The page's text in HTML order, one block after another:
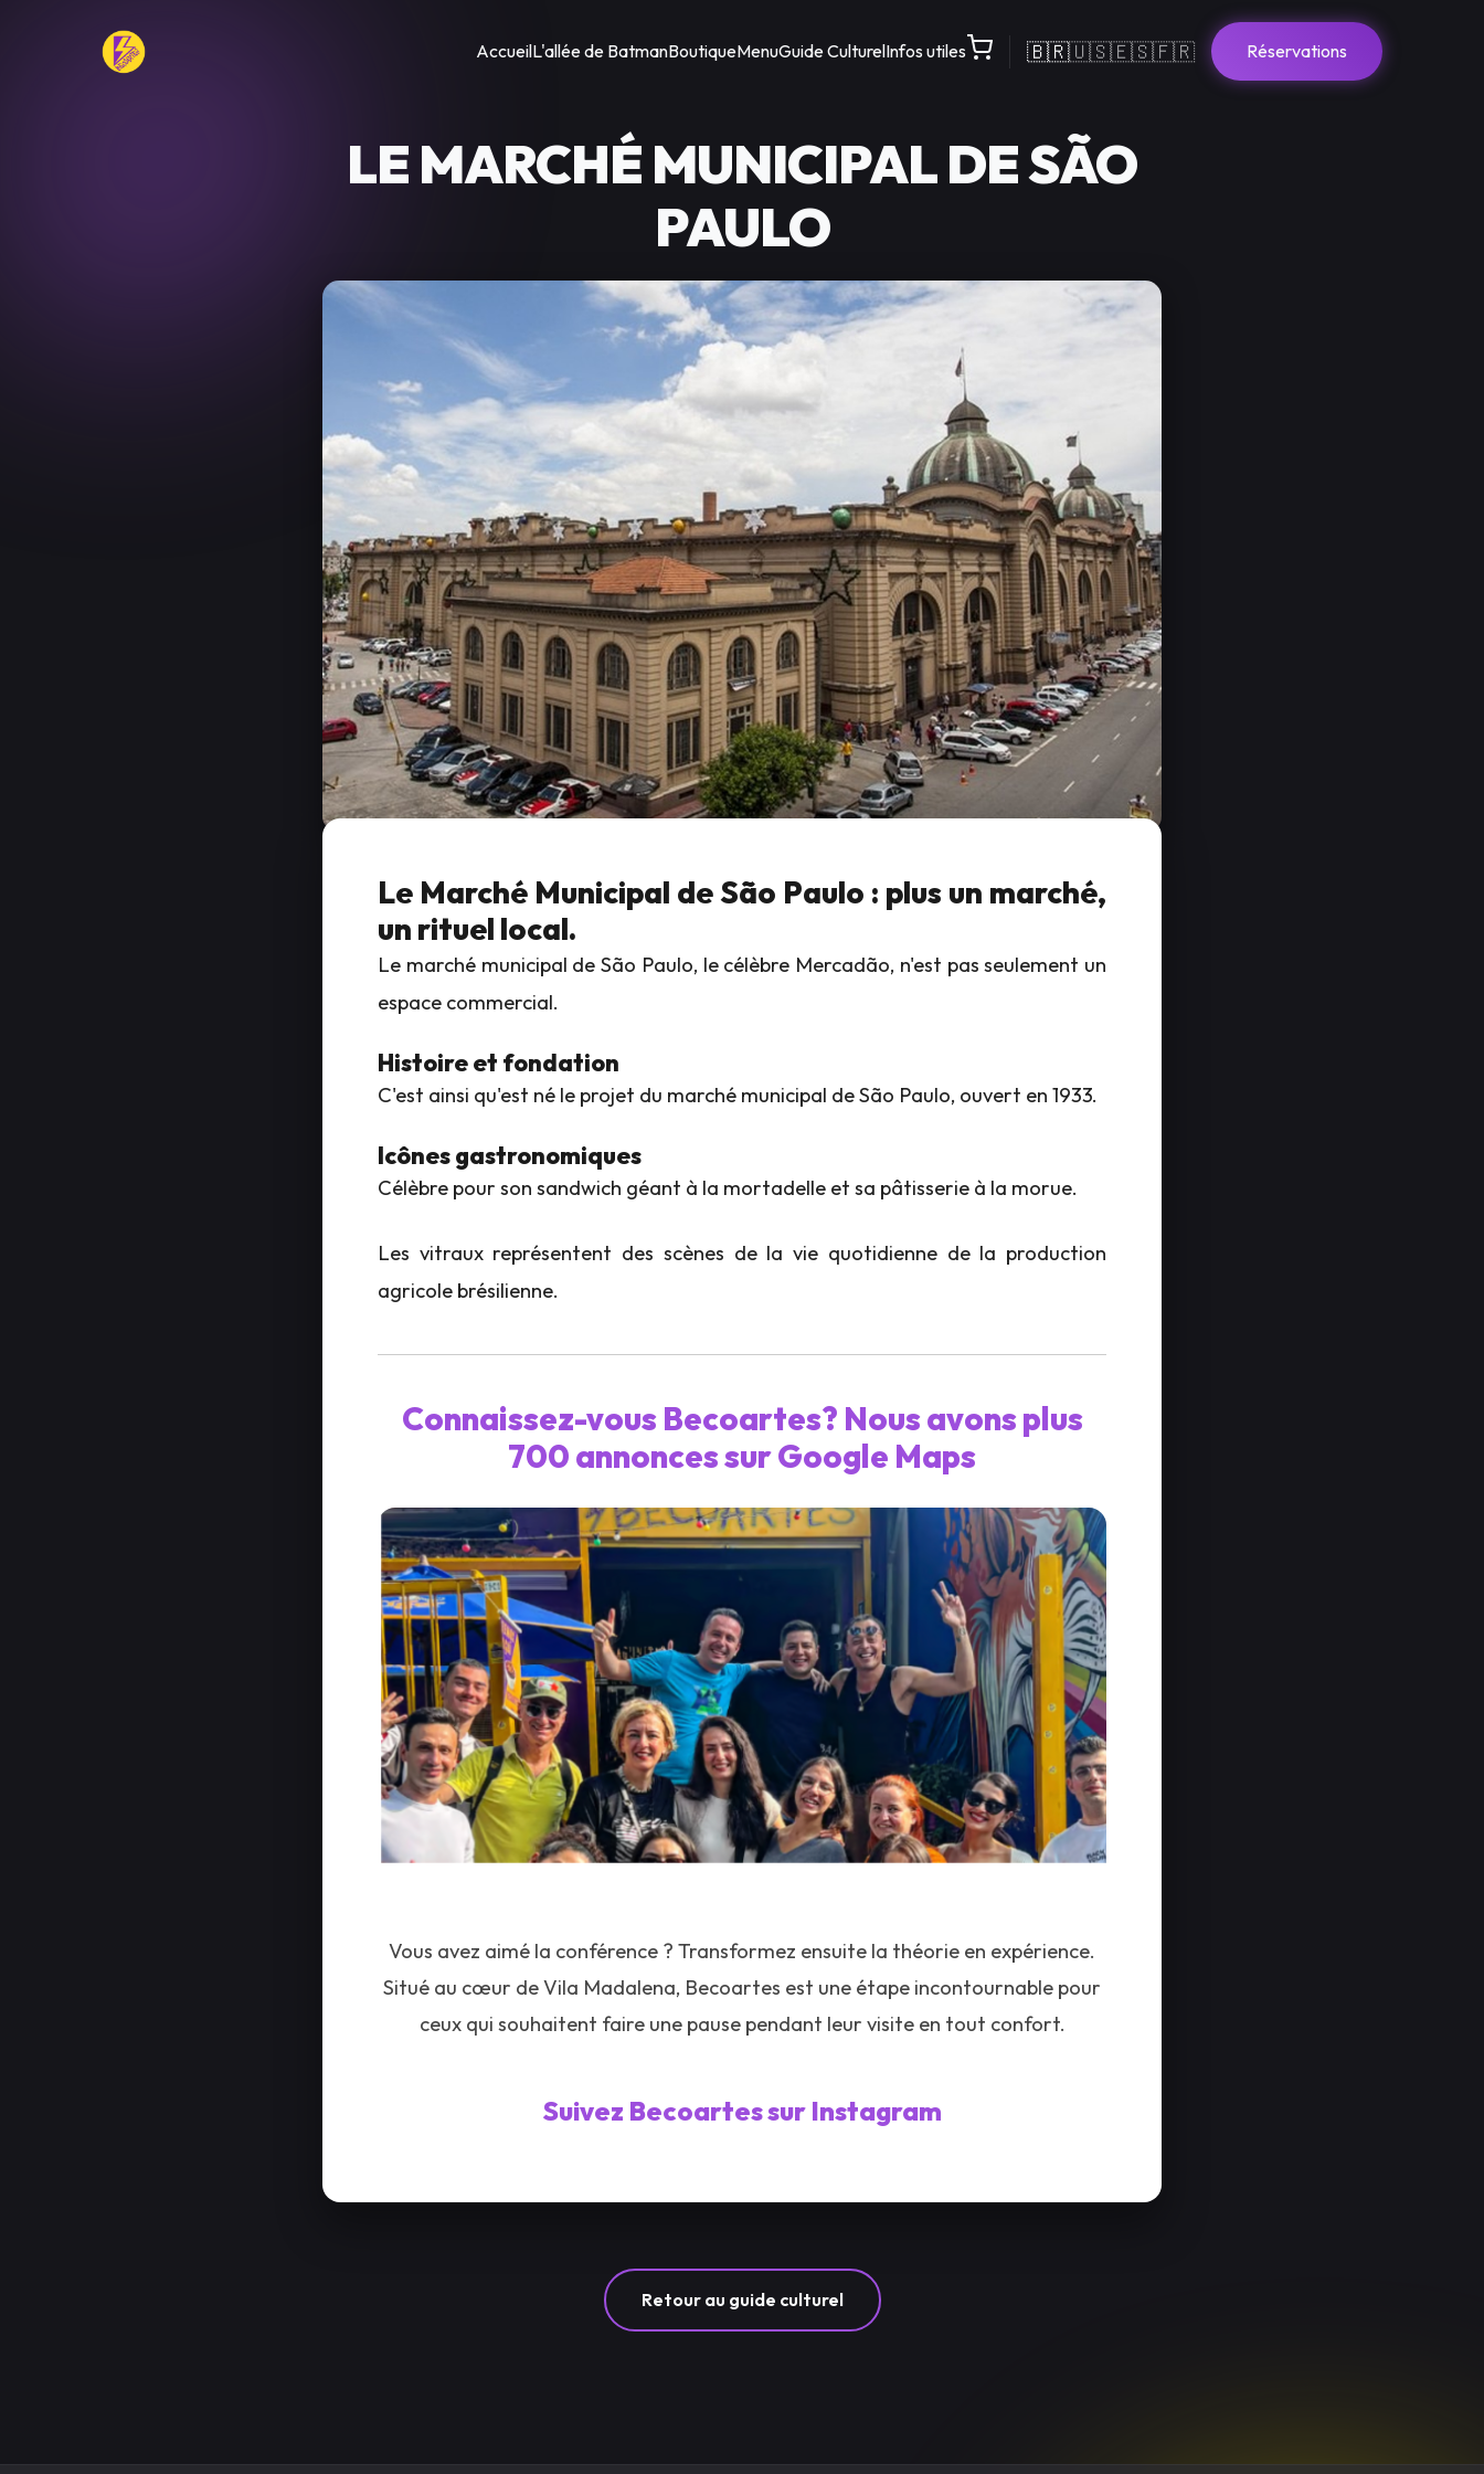
AccueilL'allée de BatmanBoutiqueMenuGuide CulturelInfos utiles 🇧🇷🇺🇸🇪🇸🇫🇷 Réservations
LE MARCHÉ MUNICIPAL DE SÃO
PAULO
Le Marché Municipal de São Paulo : plus un marché,
un rituel local.
Le marché municipal de São Paulo, le célèbre Mercadão, n'est pas seulement un
espace commercial.
Histoire et fondation
C'est ainsi qu'est né le projet du marché municipal de São Paulo, ouvert en 1933.
Icônes gastronomiques
Célèbre pour son sandwich géant à la mortadelle et sa pâtisserie à la morue.
Les vitraux représentent des scènes de la vie quotidienne de la production
agricole brésilienne.
Connaissez-vous Becoartes? Nous avons plus
700 annonces sur Google Maps
Vous avez aimé la conférence ? Transformez ensuite la théorie en expérience.
Situé au cœur de Vila Madalena, Becoartes est une étape incontournable pour
ceux qui souhaitent faire une pause pendant leur visite en tout confort.
Suivez Becoartes sur Instagram
Retour au guide culturel